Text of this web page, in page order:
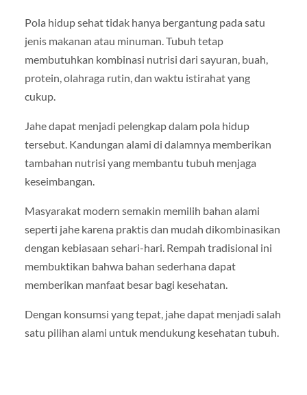
Pola hidup sehat tidak hanya bergantung pada satu
jenis makanan atau minuman. Tubuh tetap
membutuhkan kombinasi nutrisi dari sayuran, buah,
protein, olahraga rutin, dan waktu istirahat yang
cukup.
Jahe dapat menjadi pelengkap dalam pola hidup
tersebut. Kandungan alami di dalamnya memberikan
tambahan nutrisi yang membantu tubuh menjaga
keseimbangan.
Masyarakat modern semakin memilih bahan alami
seperti jahe karena praktis dan mudah dikombinasikan
dengan kebiasaan sehari-hari. Rempah tradisional ini
membuktikan bahwa bahan sederhana dapat
memberikan manfaat besar bagi kesehatan.
Dengan konsumsi yang tepat, jahe dapat menjadi salah
satu pilihan alami untuk mendukung kesehatan tubuh.